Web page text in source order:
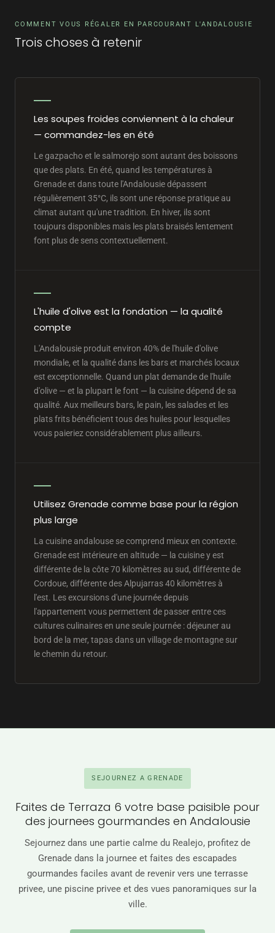
COMMENT VOUS RÉGALER EN PARCOURANT L'ANDALOUSIE
Trois choses à retenir
Les soupes froides conviennent à la chaleur
— commandez-les en été
Le gazpacho et le salmorejo sont autant des boissons
que des plats. En été, quand les températures à
Grenade et dans toute l'Andalousie dépassent
régulièrement 35°C, ils sont une réponse pratique au
climat autant qu'une tradition. En hiver, ils sont
toujours disponibles mais les plats braisés lentement
font plus de sens contextuellement.
L'huile d'olive est la fondation — la qualité
compte
L'Andalousie produit environ 40% de l'huile d'olive
mondiale, et la qualité dans les bars et marchés locaux
est exceptionnelle. Quand un plat demande de l'huile
d'olive — et la plupart le font — la cuisine dépend de sa
qualité. Aux meilleurs bars, le pain, les salades et les
plats frits bénéficient tous des huiles pour lesquelles
vous paieriez considérablement plus ailleurs.
Utilisez Grenade comme base pour la région
plus large
La cuisine andalouse se comprend mieux en contexte.
Grenade est intérieure en altitude — la cuisine y est
différente de la côte 70 kilomètres au sud, différente de
Cordoue, différente des Alpujarras 40 kilomètres à
l'est. Les excursions d'une journée depuis
l'appartement vous permettent de passer entre ces
cultures culinaires en une seule journée : déjeuner au
bord de la mer, tapas dans un village de montagne sur
le chemin du retour.
SEJOURNEZ A GRENADE
Faites de Terraza 6 votre base paisible pour
des journees gourmandes en Andalousie
Sejournez dans une partie calme du Realejo, profitez de
Grenade dans la journee et faites des escapades
gourmandes faciles avant de revenir vers une terrasse
privee, une piscine privee et des vues panoramiques sur la
ville.